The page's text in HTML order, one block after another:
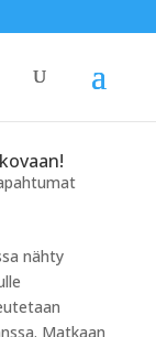
nähty
Matkaan